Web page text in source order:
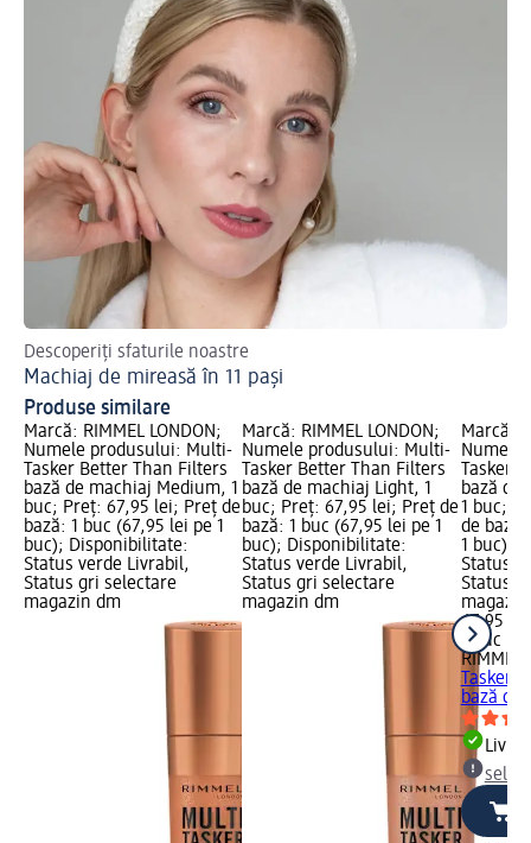
Descoperiți sfaturile noastre
Machiaj de mireasă în 11 pași
Produse similare
Marcă: RIMMEL LONDON;
Numele produsului: Multi-
Tasker Better Than Filters
bază de machiaj Medium, 1
buc; Preț: 67,95 lei; Preț de
bază: 1 buc (67,95 lei pe 1
buc); Disponibilitate:
Status verde Livrabil,
Status gri selectare
magazin dm
Marcă: RIMMEL LONDON;
Numele produsului: Multi-
Tasker Better Than Filters
bază de machiaj Light, 1
buc; Preț: 67,95 lei; Preț de
bază: 1 buc (67,95 lei pe 1
buc); Disponibilitate:
Status verde Livrabil,
Status gri selectare
magazin dm
Marcă:
Numele
Tasker
bază de
1 buc;
de
1 buc);
Status
Status
67,95 lei
1 buc
RIMMEL
Tasker
bază de